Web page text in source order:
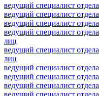
ведущий специалист
ведущий специалист
ведущий специалист
ведущий специалист
лиц
ведущий специалист
лиц
ведущий специалист
ведущий специалист
ведущий специалист
ведущий специалист